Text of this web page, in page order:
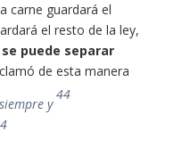
carne guardará el
el resto de la ley,
puede separar
de esta manera:
44
y